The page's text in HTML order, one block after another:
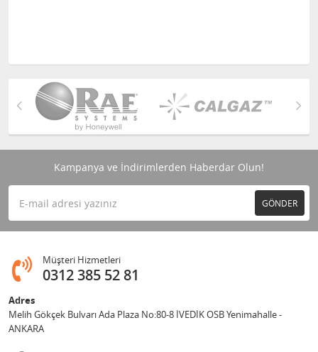
Kampanya ve İndirimlerden Haberdar Olun!
GÖNDER
Müşteri Hizmetleri
0312 385 52 81
Adres
Melih Gökçek Bulvarı Ada Plaza No:80-8 İVEDİK OSB Yenimahalle -
ANKARA